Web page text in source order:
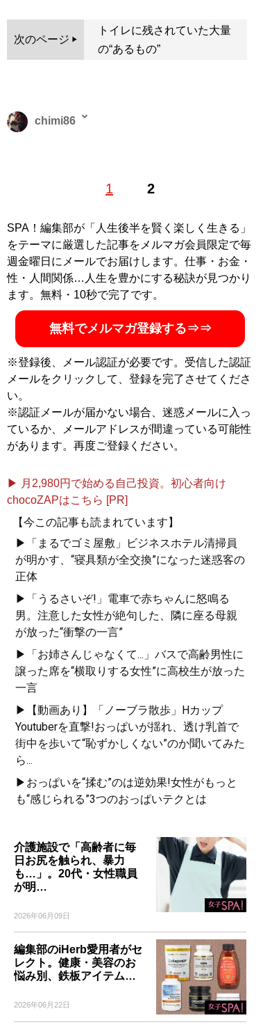
次のページ
トイレに残されていた大量
の“あるもの”
1 2
chimi86
ィネーターなども経験。趣味は読書、ミュージカル、舞
記事一覧へ
SPA！編集部が「人生後半を賢く楽しく生きる」
をテーマに厳選した記事をメルマガ会員限定で毎
週金曜日にメールでお届けします。仕事・お金・
性・人間関係…人生を豊かにする秘訣が見つかり
ます。無料・10秒で完了です。
無料でメルマガ登録する⇒⇒
※登録後、メール認証が必要です。受信した認証
メールをクリックして、登録を完了させてくださ
い。
※認証メールが届かない場合、迷惑メールに入っ
ているか、メールアドレスが間違っている可能性
があります。再度ご登録ください。
▶ 月2,980円で始める自己投資。初心者向け
chocoZAPはこちら [PR]
【今この記事も読まれています】
▶「まるでゴミ屋敷」ビジネスホテル清掃員
が明かす、“寝具類が全交換”になった迷惑客の
正体
▶「うるさいぞ!」電車で赤ちゃんに怒鳴る
男。注意した女性が絶句した、隣に座る母親
が放った“衝撃の一言”
▶「お姉さんじゃなくて...」バスで高齢男性に
譲った席を“横取りする女性”に高校生が放った
一言
▶【動画あり】「ノーブラ散歩」Hカップ
Youtuberを直撃!おっぱいが揺れ、透け乳首で
街中を歩いて“恥ずかしくない”のか聞いてみた
ら...
▶おっぱいを“揉む”のは逆効果!女性がもっと
も“感じられる”3つのおっぱいテクとは
介護施設で「高齢者に毎
日お尻を触られ、暴力
も…」。20代・女性職員
が明…
2026年06月09日
編集部のiHerb愛用者がセ
レクト。健康・美容のお
悩み別、鉄板アイテム…
2026年06月22日